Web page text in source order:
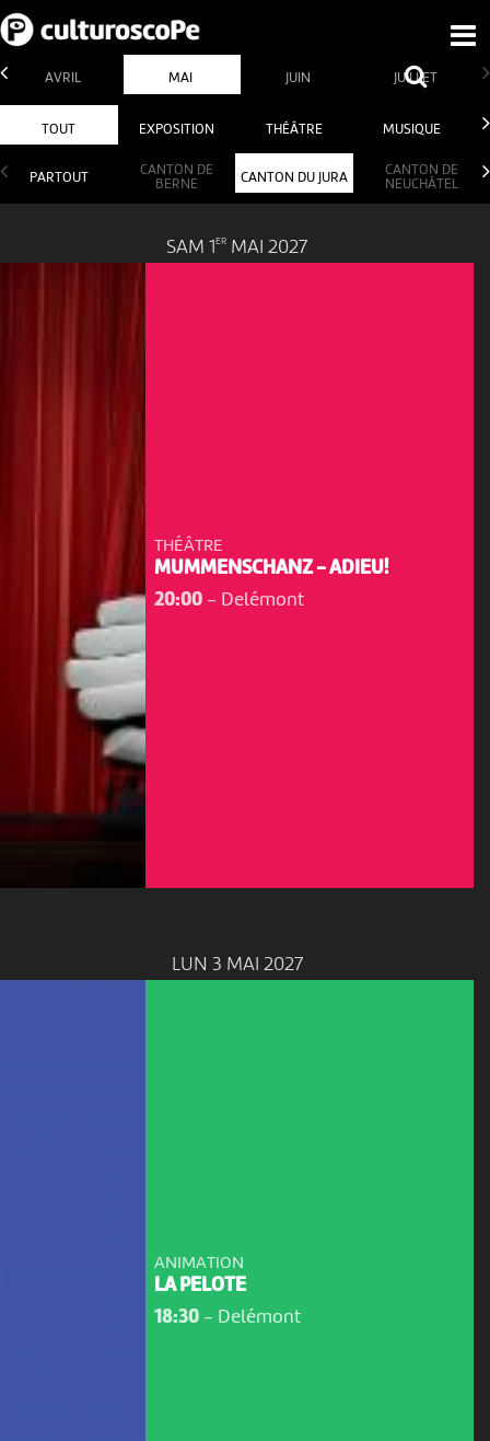
AVRIL MAI JUIN JUILLET
TOUT EXPOSITION THÉÂTRE MUSIQUE
PARTOUT
CANTON DE
BERNE
CANTON DU JURA
CANTON DE
NEUCHÂTEL
SAM 1 ER MAI 2027
THÉÂTRE
MUMMENSCHANZ - ADIEU!
20:00- Delémont
LUN 3 MAI 2027
ANIMATION
LA PELOTE
18:30- Delémont